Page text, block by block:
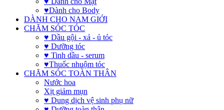
♥Dành cho Body
DÀNH CHO NAM GIỚI
CHĂM SÓC TÓC
♥ Dầu gội - xả - ủ tóc
♥ Dưỡng tóc
♥ Tinh dầu - serum
♥Thuốc nhuộm tóc
CHĂM SÓC TOÀN THÂN
Nước hoa
Xịt giảm mụn
♥ Dung dịch vệ sinh phụ nữ